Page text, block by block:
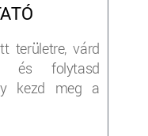
területre, várd
és folytasd
kezd meg a